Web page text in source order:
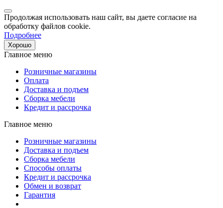
Продолжая использовать наш сайт, вы даете согласие на
обработку файлов cookie.
Подробнее
Хорошо
Главное меню
Розничные магазины
Оплата
Доставка и подъем
Сборка мебели
Кредит и рассрочка
Главное меню
Розничные магазины
Доставка и подъем
Сборка мебели
Способы оплаты
Кредит и рассрочка
Обмен и возврат
Гарантия